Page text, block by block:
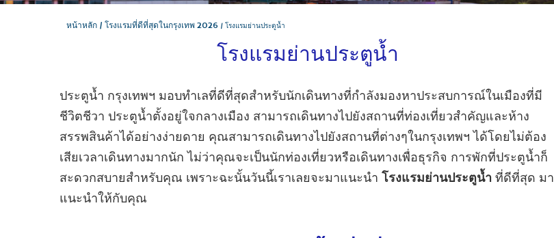
หน้าหลัก โรงแรมที่ดีที่สุดในกรุงเทพ 2026 โรงแรมย่านประตูน้ำ
โรงแรมย่านประตูน้ำ
ประตูน้ำ กรุงเทพฯ มอบทำเลที่ดีที่สุดสำหรับนักเดินทางที่กำลังมองหาประสบการณ์ในเมืองที่มี
ชีวิตชีวา ประตูน้ำตั้งอยู่ใจกลางเมือง สามารถเดินทางไปยังสถานที่ท่องเที่ยวสำคัญและห้าง
สรรพสินค้าได้อย่างง่ายดาย คุณสามารถเดินทางไปยังสถานที่ต่างๆในกรุงเทพฯ ได้โดยไม่ต้อง
เสียเวลาเดินทางมากนัก ไม่ว่าคุณจะเป็นนักท่องเที่ยวหรือเดินทางเพื่อธุรกิจ การพักที่ประตูน้ำก็
สะดวกสบายสำหรับคุณ เพราะฉะนั้นวันนี้เราเลยจะมาแนะนำ โรงแรมย่านประตูน้ำ ที่ดีที่สุด มา
แนะนำให้กับคุณ